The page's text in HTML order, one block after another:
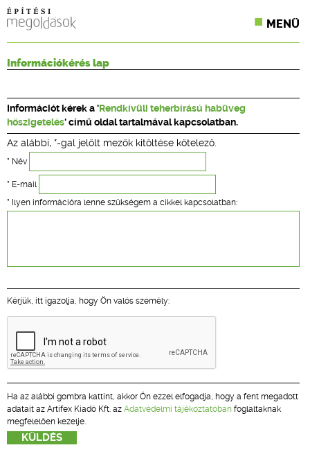
MENÜ
CPR TERMÉKKIÍRÁS
ÉPÍTÉSI JOG
ONLINE KÉPZÉSEK
TERVEZÉSI SEGÉDLETEK
Információkérés lap
Információt kérek a ' Rendkívüli teherbírású habüveg
hőszigetelés' című oldal tartalmával kapcsolatban.
Az alábbi, *-gal jelölt mezők kitöltése kötelező.
* Név
* E-mail
* Ilyen információra lenne szükségem a cikkel kapcsolatban:
Kérjük, itt igazolja, hogy Ön valós személy:
Ha az alábbi gombra kattint, akkor Ön ezzel elfogadja, hogy a fent megadott
adatait az Artifex Kiadó Kft. az Adatvédelmi tájékoztatóban foglaltaknak
megfelelően kezelje.